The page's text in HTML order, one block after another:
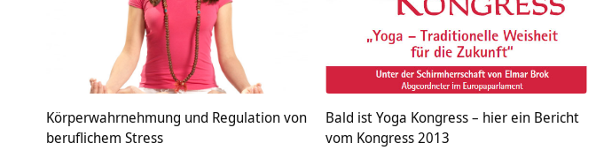
Körperwahrnehmung und Regulation von
beruflichem Stress
Bald ist Yoga Kongress – hier ein Bericht
vom Kongress 2013